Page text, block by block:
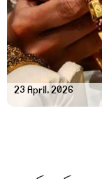
23 April, 2026